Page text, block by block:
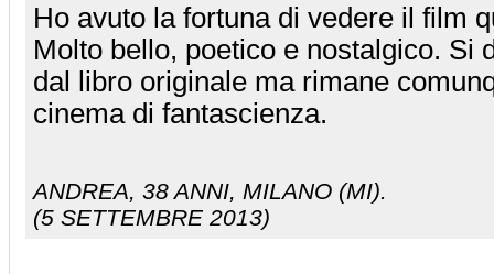
Ho avuto la fortuna di vedere il film
Molto bello, poetico e nostalgico. Si
dal libro originale ma rimane
cinema di fantascienza.
ANDREA, 38 ANNI, MILANO (MI).
(5 SETTEMBRE 2013)